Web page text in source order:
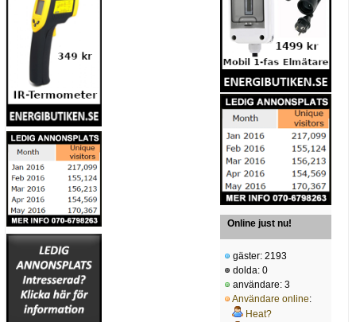
Online just nu!
gäster: 2193
dolda: 0
användare: 3
Användare online:
Heat?